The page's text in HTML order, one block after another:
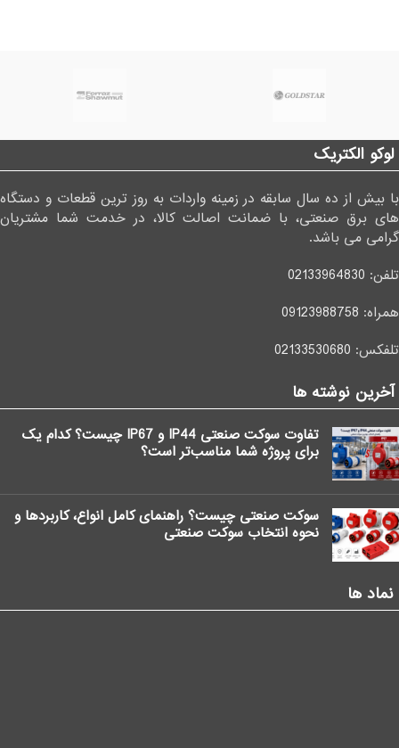
لوکو الکتریک
با بیش از ده سال سابقه در زمینه واردات به روز ترین قطعات و دستگاه
های برق صنعتی، با ضمانت اصالت کالا، در خدمت شما مشتریان
گرامی می باشد.
تلفن: 02133964830
همراه: 09123988758
تلفکس: 02133530680
آخرین نوشته ها
تفاوت سوکت صنعتی IP44 و IP67 چیست؟ کدام یک
برای پروژه شما مناسب‌تر است؟
سوکت صنعتی چیست؟ راهنمای کامل انواع، کاربردها و
نحوه انتخاب سوکت صنعتی
نماد ها